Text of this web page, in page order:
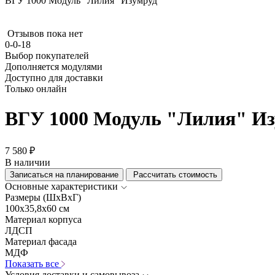
Отзывов пока нет
0-0-18
Выбор покупателей
Дополняется модулями
Доступно для доставки
Только онлайн
ВГУ 1000 Модуль "Лилия"
7 580 ₽
В наличии
Записаться на планирование Рассчитать стоимость
Основные характеристики
Размеры (ШхВхГ)
100x35,8x60 см
Материал корпуса
ЛДСП
Материал фасада
МДФ
Показать все